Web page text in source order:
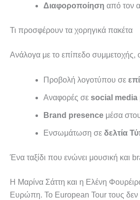
Διαφοροποίηση από τον
Τι προσφέρουν τα χορηγικά πακέτα
Ανάλογα με το επίπεδο
Προβολή λογοτύπου σε
Αναφορές σε social media
Brand presence μέσα
Ενσωμάτωση σε δελτία
Ένα ταξίδι που ενώνει μουσική και
Η Μαρίνα Σάττη και η Ελένη
Ευρώπη. Το European Tour τους δεν